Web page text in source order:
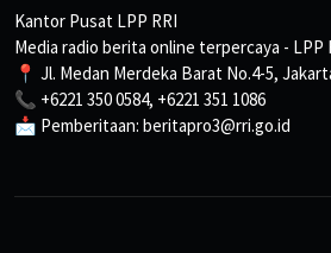
Kantor Pusat LPP RRI
Media radio berita online terpercaya - LPP
📍 Jl. Medan Merdeka Barat No.4-5,
📞 +6221 350 0584, +6221 351 1086
📩 Pemberitaan: beritapro3@rri.go.id